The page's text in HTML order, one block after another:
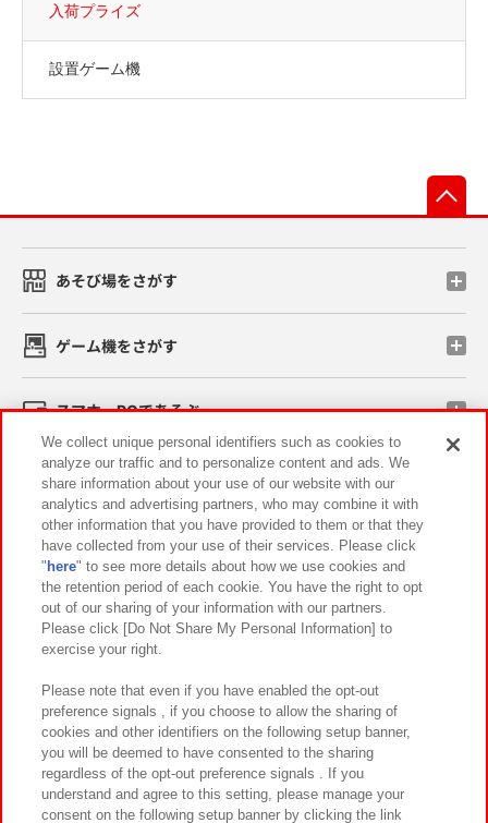
入荷プライズ
設置ゲーム機
あそび場をさがす
ゲーム機をさがす
スマホ・PCであそぶ
イベント・キャンペーン
関連会社 サステナビリティ サイトポリシー
プライバシーポリシー ウェブアクセシビリティ方針と検証結果
お取引先さまとともに
カスタマーハラスメント対応方針 よくあるご質問・お問い合わせ
We collect unique personal identifiers such as cookies to
analyze our traffic and to personalize content and ads. We
share information about your use of our website with our
analytics and advertising partners, who may combine it with
other information that you have provided to them or that they
have collected from your use of their services. Please click
" here" to see more details about how we use cookies and
the retention period of each cookie. You have the right to opt
out of our sharing of your information with our partners.
Please click [Do Not Share My Personal Information] to
exercise your right.
Please note that even if you have enabled the opt-out
preference signals , if you choose to allow the sharing of
cookies and other identifiers on the following setup banner,
you will be deemed to have consented to the sharing
regardless of the opt-out preference signals . If you
understand and agree to this setting, please manage your
consent on the following setup banner by clicking the link